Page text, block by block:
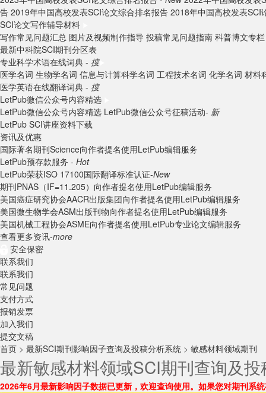
告 2019年中国高校发表SCI论文综合排名报告 2018年中国高校发表SCI
SCI论文写作辅导材料
写作常见问题汇总 图片及视频制作指导 投稿常见问题指南 科普博文专栏
最新中科院SCI期刊分区表
专业科学术语在线词典 - 搜
医学名词 生物学名词 信息与计算科学名词 工程技术名词 化学名词 材料
医学英语在线翻译词典 - 搜
LetPub微信公众号内容精选
LetPub微信公众号内容精选 LetPub微信公众号征稿活动- 新
LetPub SCI讲座资料下载
资讯及优惠
国际著名期刊Science向作者提名使用LetPub编辑服务
LetPub预存款服务 - Hot
LetPub荣获ISO 17100国际翻译标准认证-New
期刊PNAS（IF=11.205）向作者提名使用LetPub编辑服务
美国癌症研究协会AACR出版集团向作者提名使用LetPub编辑服务
美国微生物学会ASM出版刊物向作者提名使用LetPub编辑服务
美国机械工程协会ASME向作者提名使用LetPub专业论文编辑服务
查看更多资讯-more
安全保密
联系我们
联系我们
常见问题
支付方式
报销发票
加入我们
提交文稿
首页 > 最新SCI期刊影响因子查询及投稿分析系统 > 敏感材料领域期刊
最新敏感材料领域SCI期刊查询及
2026年6月最新影响因子数据已更新，欢迎查询使用。 如果您对期刊系